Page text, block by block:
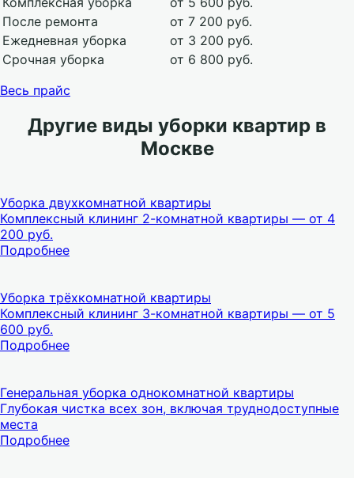
После ремонта
от 7 200 руб.
Ежедневная уборка
от 3 200 руб.
Срочная уборка
от 6 800 руб.
Весь прайс
Другие виды уборки квартир в
Москве
Уборка двухкомнатной квартиры
Комплексный клининг 2-комнатной квартиры — от 4
200 руб.
Подробнее
Уборка трёхкомнатной квартиры
Комплексный клининг 3-комнатной квартиры — от 5
600 руб.
Подробнее
Генеральная уборка однокомнатной квартиры
Глубокая чистка всех зон, включая труднодоступные
места
Подробнее